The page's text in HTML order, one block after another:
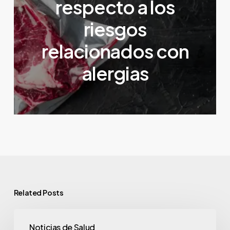
respecto a los
riesgos
relacionados con
alergias
Related Posts
Noticias de Salud